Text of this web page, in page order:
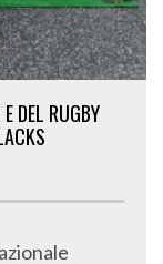
DEL RUGBY